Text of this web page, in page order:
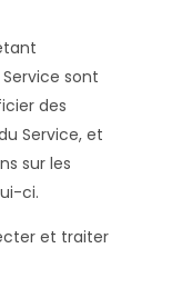
sont
des
Service, et
sur les
ci.
et traiter